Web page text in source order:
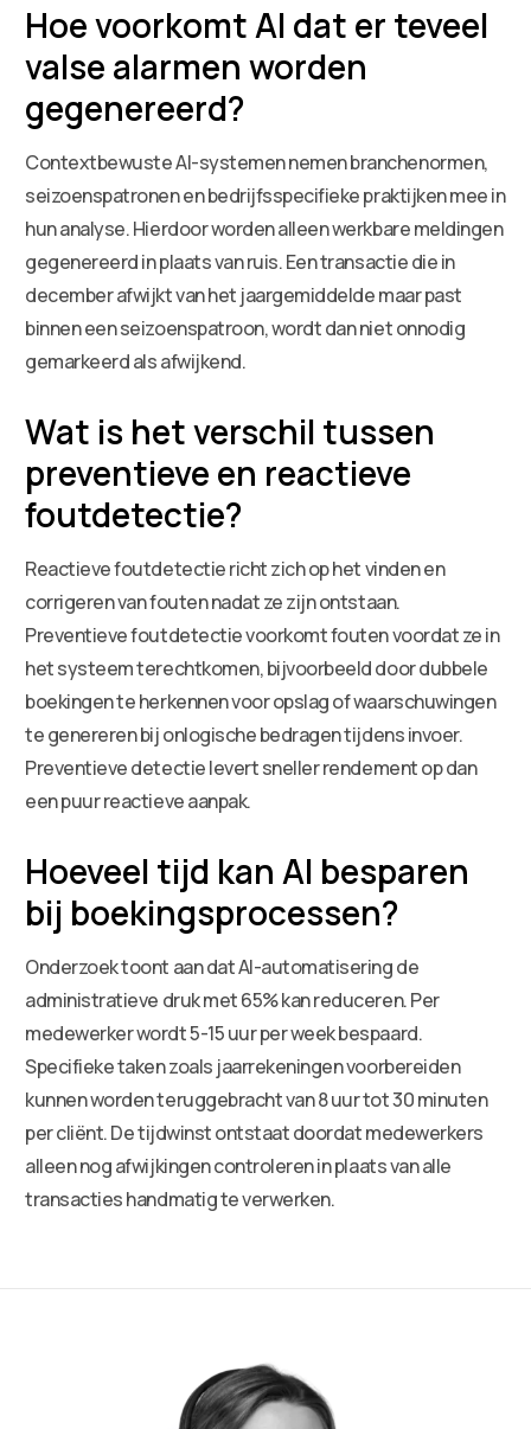
Hoe voorkomt AI dat er teveel
valse alarmen worden
gegenereerd?
Contextbewuste AI-systemen nemen branchenormen,
seizoenspatronen en bedrijfsspecifieke praktijken mee in
hun analyse. Hierdoor worden alleen werkbare meldingen
gegenereerd in plaats van ruis. Een transactie die in
december afwijkt van het jaargemiddelde maar past
binnen een seizoenspatroon, wordt dan niet onnodig
gemarkeerd als afwijkend.
Wat is het verschil tussen
preventieve en reactieve
foutdetectie?
Reactieve foutdetectie richt zich op het vinden en
corrigeren van fouten nadat ze zijn ontstaan.
Preventieve foutdetectie voorkomt fouten voordat ze in
het systeem terechtkomen, bijvoorbeeld door dubbele
boekingen te herkennen voor opslag of waarschuwingen
te genereren bij onlogische bedragen tijdens invoer.
Preventieve detectie levert sneller rendement op dan
een puur reactieve aanpak.
Hoeveel tijd kan AI besparen
bij boekingsprocessen?
Onderzoek toont aan dat AI-automatisering de
administratieve druk met 65% kan reduceren. Per
medewerker wordt 5-15 uur per week bespaard.
Specifieke taken zoals jaarrekeningen voorbereiden
kunnen worden teruggebracht van 8 uur tot 30 minuten
per cliënt. De tijdwinst ontstaat doordat medewerkers
alleen nog afwijkingen controleren in plaats van alle
transacties handmatig te verwerken.